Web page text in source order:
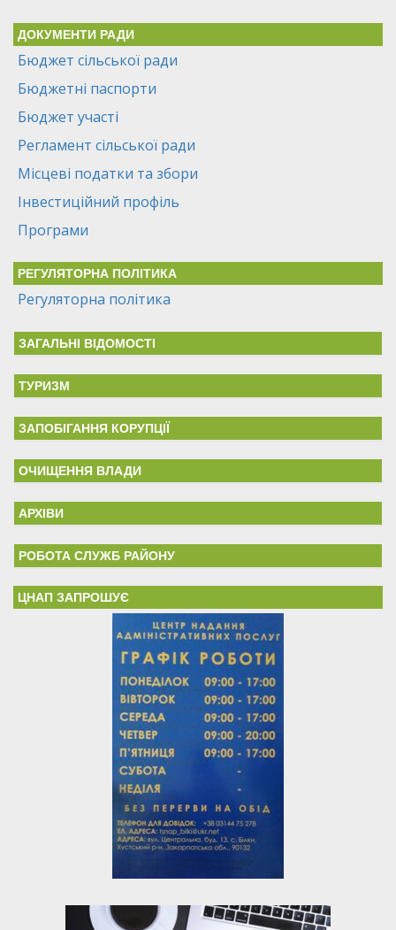
ДОКУМЕНТИ РАДИ
Бюджет сільської ради
Бюджетні паспорти
Бюджет участі
Регламент сільської ради
Місцеві податки та збори
Інвестиційний профіль
Програми
РЕГУЛЯТОРНА ПОЛІТИКА
Регуляторна політика
ЗАГАЛЬНІ ВІДОМОСТІ
ТУРИЗМ
ЗАПОБІГАННЯ КОРУПЦІЇ
ОЧИЩЕННЯ ВЛАДИ
АРХІВИ
РОБОТА СЛУЖБ РАЙОНУ
ЦНАП ЗАПРОШУЄ